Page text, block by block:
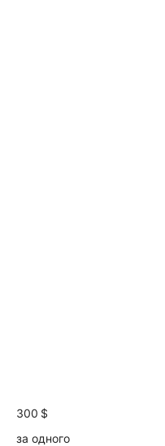
300 $
за одного